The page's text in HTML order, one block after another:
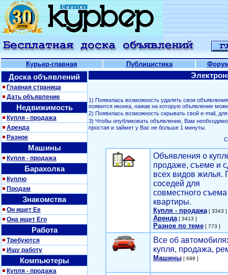
Курьер-главная Публицистика
Доска объявлений
Главная страница
Дать объявление
Недвижимость
Купля - продажа
Аренда
Разное
Машины
Купля - продажа
Барахолка
Куплю
Продам
Знакомства
Он ищет Ее
Она ищет Его
Работа
Требуются
Ищу работу
Компьютеры
Купля - продажа
1) Появилась возможность удалять свои
появится иконка, нажав на которую объявление
2) Появилась возможность скрывать свой е-mail,
3) Чтобы опубликовать объявление, Вам
простая и займет у Вас не больше 1 минуты.
Объявления о
продаже, съеме и
всех видов жилья.
соседей для
совместного съема
квартиры.
Купля - продажа[ 3343 ]
Аренда[ 3413 ]
Разное по теме[ 773 ]
Все об
купля, продажа,
Машины[ 698 ]